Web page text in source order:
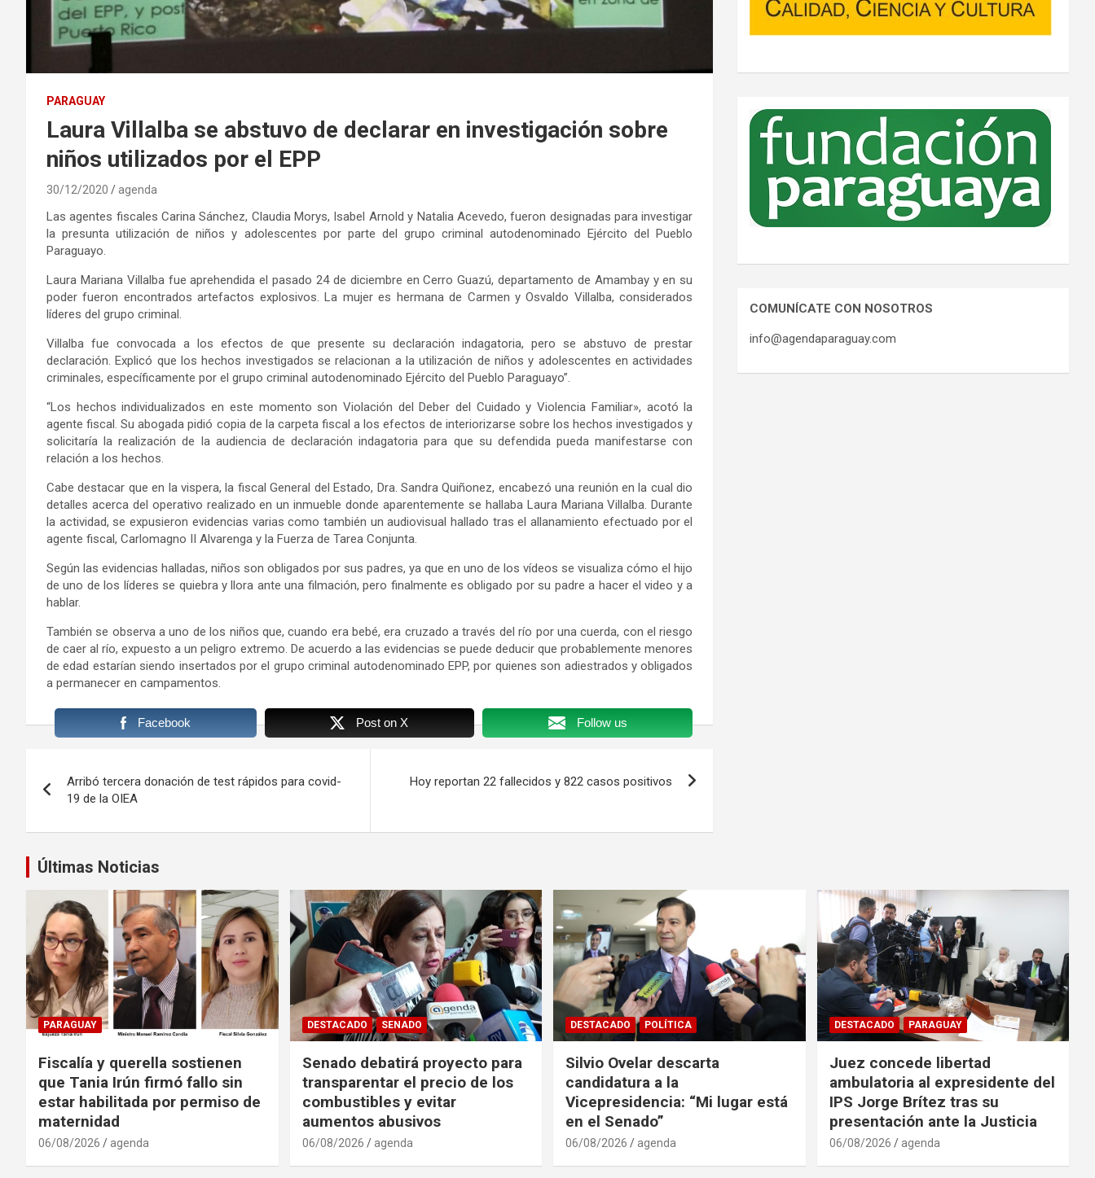
PARAGUAY
Laura Villalba se abstuvo de declarar en investigación sobre
niños utilizados por el EPP
30/12/2020 agenda
Las agentes fiscales Carina Sánchez, Claudia Morys, Isabel Arnold y Natalia Acevedo, fueron designadas para investigar
la presunta utilización de niños y adolescentes por parte del grupo criminal autodenominado Ejército del Pueblo
Paraguayo.
Laura Mariana Villalba fue aprehendida el pasado 24 de diciembre en Cerro Guazú, departamento de Amambay y en su
poder fueron encontrados artefactos explosivos. La mujer es hermana de Carmen y Osvaldo Villalba, considerados
líderes del grupo criminal.
Villalba fue convocada a los efectos de que presente su declaración indagatoria, pero se abstuvo de prestar
declaración. Explicó que los hechos investigados se relacionan a la utilización de niños y adolescentes en actividades
criminales, específicamente por el grupo criminal autodenominado Ejército del Pueblo Paraguayo”.
“Los hechos individualizados en este momento son Violación del Deber del Cuidado y Violencia Familiar», acotó la
agente fiscal. Su abogada pidió copia de la carpeta fiscal a los efectos de interiorizarse sobre los hechos investigados y
solicitaría la realización de la audiencia de declaración indagatoria para que su defendida pueda manifestarse con
relación a los hechos.
Cabe destacar que en la vispera, la fiscal General del Estado, Dra. Sandra Quiñonez, encabezó una reunión en la cual dio
detalles acerca del operativo realizado en un inmueble donde aparentemente se hallaba Laura Mariana Villalba. Durante
la actividad, se expusieron evidencias varias como también un audiovisual hallado tras el allanamiento efectuado por el
agente fiscal, Carlomagno II Alvarenga y la Fuerza de Tarea Conjunta.
Según las evidencias halladas, niños son obligados por sus padres, ya que en uno de los vídeos se visualiza cómo el hijo
de uno de los líderes se quiebra y llora ante una filmación, pero finalmente es obligado por su padre a hacer el video y a
hablar.
También se observa a uno de los niños que, cuando era bebé, era cruzado a través del río por una cuerda, con el riesgo
de caer al río, expuesto a un peligro extremo. De acuerdo a las evidencias se puede deducir que probablemente menores
de edad estarían siendo insertados por el grupo criminal autodenominado EPP, por quienes son adiestrados y obligados
a permanecer en campamentos.
Facebook Post on X Follow us
de
entradas
Arribó tercera donación de test rápidos para covid-
19 de la OIEA
Hoy reportan 22 fallecidos y 822 casos positivos
COMUNÍCATE CON NOSOTROS
info@agendaparaguay.com
Últimas Noticias
PARAGUAY
Fiscalía y querella sostienen
que Tania Irún firmó fallo sin
estar habilitada por permiso de
maternidad
06/08/2026 agenda
DESTACADO SENADO
Senado debatirá proyecto para
transparentar el precio de los
combustibles y evitar
aumentos abusivos
06/08/2026 agenda
DESTACADO POLÍTICA
Silvio Ovelar descarta
candidatura a la
Vicepresidencia: “Mi lugar está
en el Senado”
06/08/2026 agenda
DESTACADO PARAGUAY
Juez concede libertad
ambulatoria al expresidente del
IPS Jorge Brítez tras su
presentación ante la Justicia
06/08/2026 agenda